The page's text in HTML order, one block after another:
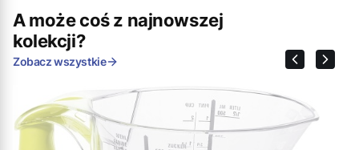
A może coś z najnowszej
kolekcji?
Zobacz wszystkie